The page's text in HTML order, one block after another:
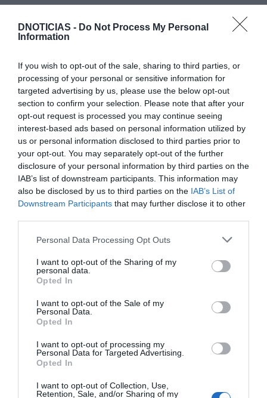
DNOTICIAS - Do Not Process My Personal
Information
If you wish to opt-out of the sale, sharing to third parties, or
processing of your personal or sensitive information for
targeted advertising by us, please use the below opt-out
section to confirm your selection. Please note that after your
opt-out request is processed you may continue seeing
interest-based ads based on personal information utilized by
us or personal information disclosed to third parties prior to
your opt-out. You may separately opt-out of the further
disclosure of your personal information by third parties on the
IAB’s list of downstream participants. This information may
also be disclosed by us to third parties on the IAB’s List of
Downstream Participants that may further disclose it to other
Please note that this website/app uses one or more Google
not limited to your visit or usage behaviour. You may click to
grant or deny consent to Google and its third-party tags to
use your data for below specified purposes in below Google
consent section.
Personal Data Processing Opt Outs
I want to opt-out of the Sharing of my
personal data.
Opted In
I want to opt-out of the Sale of my
Personal Data.
Opted In
I want to opt-out of processing my
Personal Data for Targeted Advertising.
Opted In
I want to opt-out of Collection, Use,
Retention, Sale, and/or Sharing of my
PRAZERES
Liga de Campeões de ciclismo para ver no
Canal Eurosport
8 Nov 13:13